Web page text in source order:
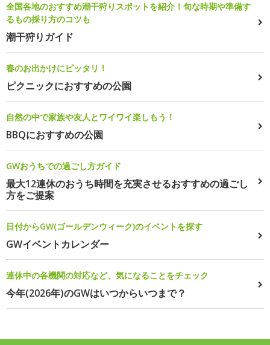
全国各地のおすすめ潮干狩りスポットを紹介！旬な時期や準備す
るもの採り方のコツも
潮干狩りガイド
春のお出かけにピッタリ！
ピクニックにおすすめの公園
自然の中で家族や友人とワイワイ楽しもう！
BBQにおすすめの公園
GWおうちでの過ごし方ガイド
最大12連休のおうち時間を充実させるおすすめの過ごし
方をご提案
日付からGW(ゴールデンウィーク)のイベントを探す
GWイベントカレンダー
連休中の各機関の対応など、気になることをチェック
今年(2026年)のGWはいつからいつまで？